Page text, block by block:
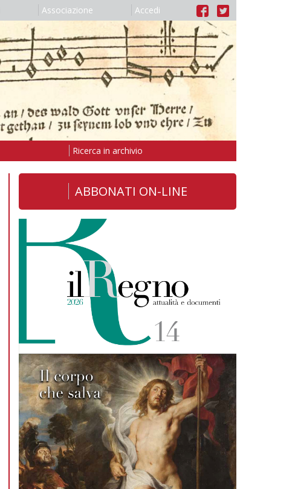
Associazione Accedi
Ricerca in archivio
ABBONATI ON-LINE